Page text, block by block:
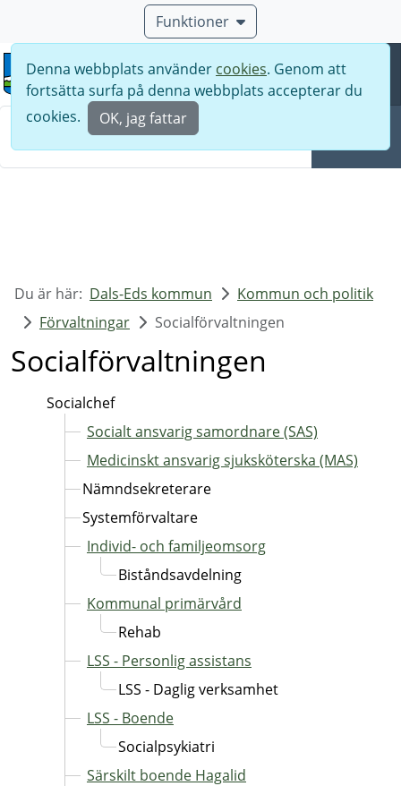
Funktioner
Meny
Denna webbplats använder cookies. Genom att
fortsätta surfa på denna webbplats accepterar du
cookies.
OK, jag fattar
Du är här: Dals-Eds kommun
Kommun och politik
Förvaltningar
Socialförvaltningen
Socialförvaltningen
Socialchef
Socialt ansvarig samordnare (SAS)
Medicinskt ansvarig sjuksköterska (MAS)
Nämndsekreterare
Systemförvaltare
Individ- och familjeomsorg
Biståndsavdelning
Kommunal primärvård
Rehab
LSS - Personlig assistans
LSS - Daglig verksamhet
LSS - Boende
Socialpsykiatri
Särskilt boende Hagalid